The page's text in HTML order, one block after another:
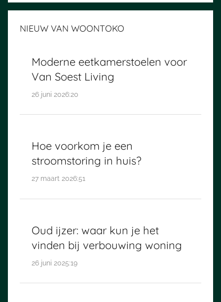
NIEUW VAN WOONTOKO
Moderne eetkamerstoelen voor
Van Soest Living
26 juni 2026:20
Hoe voorkom je een
stroomstoring in huis?
27 maart 2026:51
Oud ijzer: waar kun je het
vinden bij verbouwing woning
26 juni 2025:19